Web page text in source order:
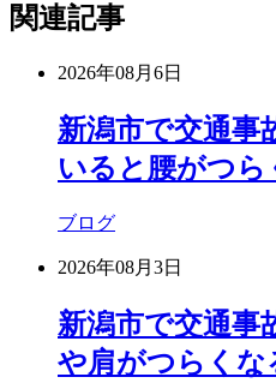
関連記事
2026年08月6日
新潟市で交通事
いると腰がつ
ブログ
2026年08月3日
新潟市で交通事
や肩がつらくな